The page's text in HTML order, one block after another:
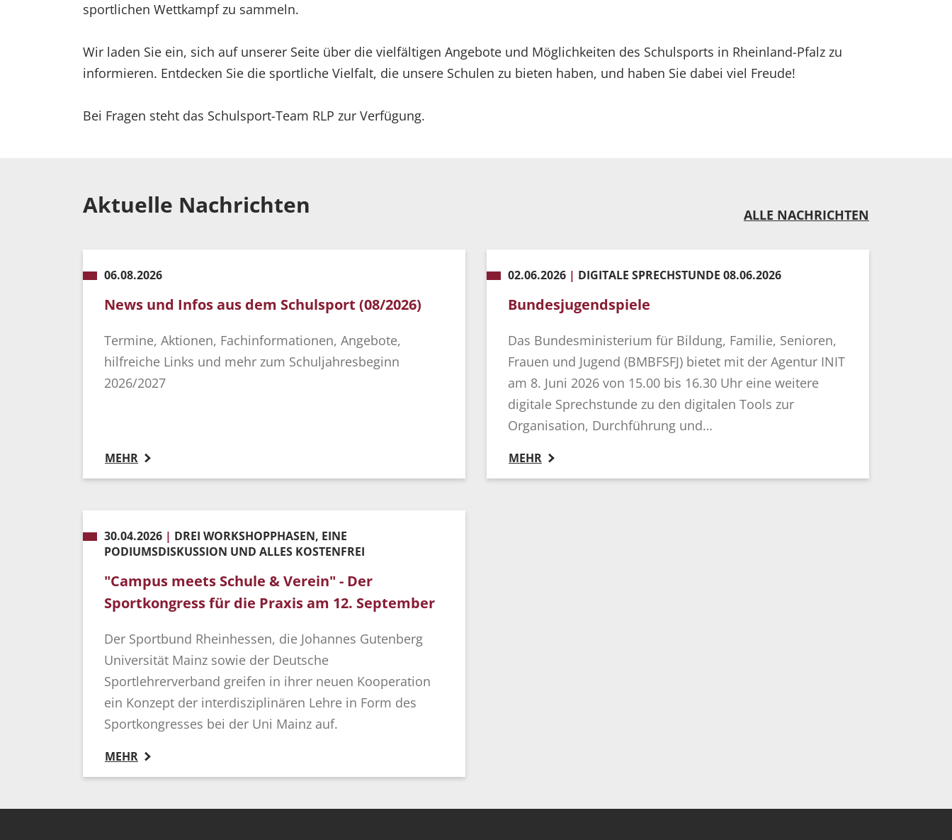
sportlichen Wettkampf zu sammeln.
Wir laden Sie ein, sich auf unserer Seite über die vielfältigen Angebote und Möglichkeiten des Schulsports in Rheinland-Pfalz zu
informieren. Entdecken Sie die sportliche Vielfalt, die unsere Schulen zu bieten haben, und haben Sie dabei viel Freude!
Bei Fragen steht das Schulsport-Team RLP zur Verfügung.
Aktuelle Nachrichten ALLE NACHRICHTEN
06.08.2026
News und Infos aus dem Schulsport (08/2026)
Termine, Aktionen, Fachinformationen, Angebote,
hilfreiche Links und mehr zum Schuljahresbeginn
2026/2027
MEHR
02.06.2026 | DIGITALE SPRECHSTUNDE 08.06.2026
Bundesjugendspiele
Das Bundesministerium für Bildung, Familie, Senioren,
Frauen und Jugend (BMBFSFJ) bietet mit der Agentur INIT
am 8. Juni 2026 von 15.00 bis 16.30 Uhr eine weitere
digitale Sprechstunde zu den digitalen Tools zur
Organisation, Durchführung und…
MEHR
30.04.2026 | DREI WORKSHOPPHASEN, EINE
PODIUMSDISKUSSION UND ALLES KOSTENFREI
"Campus meets Schule & Verein" - Der
Sportkongress für die Praxis am 12. September
Der Sportbund Rheinhessen, die Johannes Gutenberg
Universität Mainz sowie der Deutsche
Sportlehrerverband greifen in ihrer neuen Kooperation
ein Konzept der interdisziplinären Lehre in Form des
Sportkongresses bei der Uni Mainz auf.
MEHR